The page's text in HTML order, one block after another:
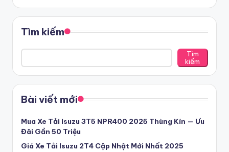
A
n
ạ
ý
U
Tìm kiếm
Tìm
kiếm
Bài viết mới
Mua Xe Tải Isuzu 3T5 NPR400 2025 Thùng Kín — Ưu
Đãi Gần 50 Triệu
Giá Xe Tải Isuzu 2T4 Cập Nhật Mới Nhất 2025